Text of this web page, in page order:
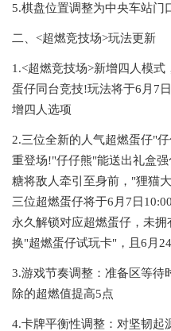
5.棋盘位置调整为中央车站门
二、<超燃竞技场>玩法更新
1.<超燃竞技场>新增四人模
蛋仔同台竞技!玩法将于6月7
增四人选项
2.三位全新的人气超燃蛋仔"
重登场!"仔仔熊"能送出礼盒
糖将敌人牵引至身前，"狸猫
三位超燃蛋仔将于6月7日
永久解锁对应超燃蛋仔，未
换"超燃蛋仔试玩卡"，且6月
3.游戏节奏调整：准备区等待
除的超燃值提高5点
4.卡牌平衡性调整：对坚韧起